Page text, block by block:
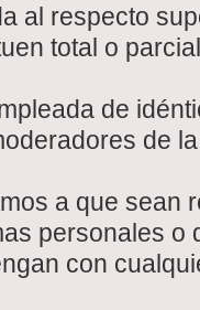
al respecto
total o
de
de
a que sean
personales o
con